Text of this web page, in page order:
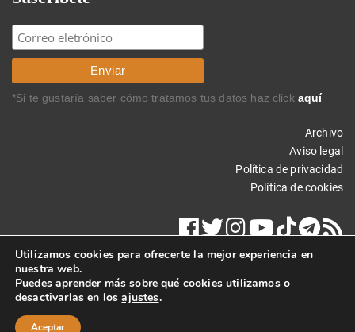
*Si te gustaría saber cómo tratamos tus datos haz click aquí
Archivo
Aviso legal
Política de privacidad
Política de cookies
Copyright © 2025 Carlos Rodríguez Braun. Todos los derechos
reservados.
Utilizamos cookies para ofrecerte la mejor experiencia en
nuestra web.
Puedes aprender más sobre qué cookies utilizamos o
desactivarlas en losajustes.
Aceptar